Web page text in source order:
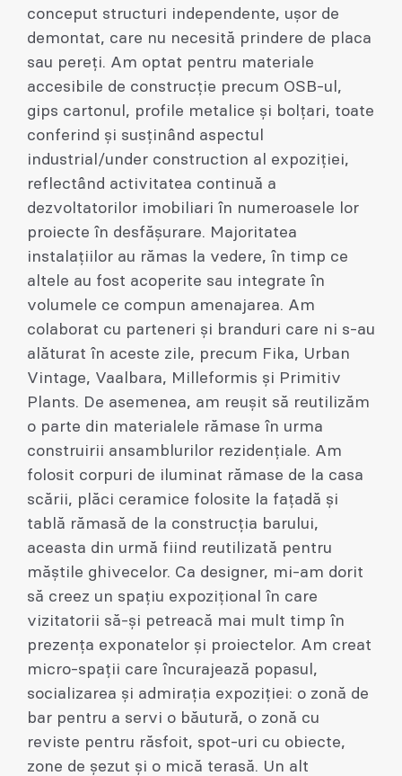
conceput structuri independente, ușor de
demontat, care nu necesită prindere de placa
sau pereți. Am optat pentru materiale
accesibile de construcție precum OSB-ul,
gips cartonul, profile metalice și bolțari, toate
conferind și susținând aspectul
industrial/under construction al expoziției,
reflectând activitatea continuă a
dezvoltatorilor imobiliari în numeroasele lor
proiecte în desfășurare. Majoritatea
instalațiilor au rămas la vedere, în timp ce
altele au fost acoperite sau integrate în
volumele ce compun amenajarea. Am
colaborat cu parteneri și branduri care ni s-au
alăturat în aceste zile, precum Fika, Urban
Vintage, Vaalbara, Milleformis și Primitiv
Plants. De asemenea, am reușit să reutilizăm
o parte din materialele rămase în urma
construirii ansamblurilor rezidențiale. Am
folosit corpuri de iluminat rămase de la casa
scării, plăci ceramice folosite la fațadă și
tablă rămasă de la construcția barului,
aceasta din urmă fiind reutilizată pentru
măștile ghivecelor. Ca designer, mi-am dorit
să creez un spațiu expozițional în care
vizitatorii să-și petreacă mai mult timp în
prezența exponatelor și proiectelor. Am creat
micro-spații care încurajează popasul,
socializarea și admirația expoziției: o zonă de
bar pentru a servi o băutură, o zonă cu
reviste pentru răsfoit, spot-uri cu obiecte,
zone de șezut și o mică terasă. Un alt